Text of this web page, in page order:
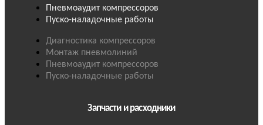
Пневмоаудит компрессоров
Пуско-наладочные работы
Диагностика компрессоров
Монтаж пневмолиний
Пневмоаудит компрессоров
Пуско-наладочные работы
Запчасти и расходники